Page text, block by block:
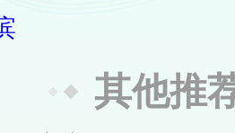
其他推